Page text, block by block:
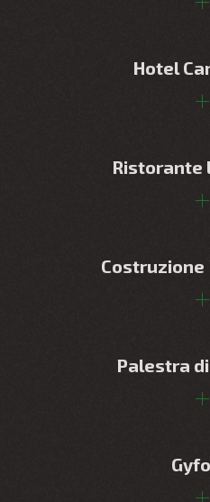
Hotel
Ristorante
Palestra